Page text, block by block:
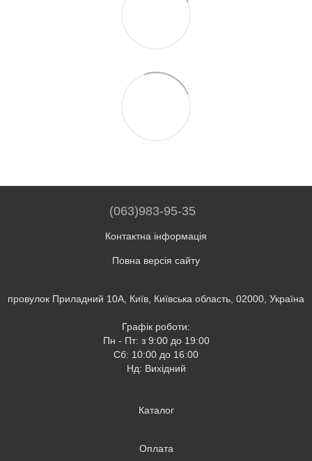
(063)983-95-35
Контактна інформація
Повна версія сайту
провулок Приладний 10А, Київ, Київська область, 02000, Україна
Графік роботи:
Пн - Пт: з 9:00 до 19:00
Сб: 10:00 до 16:00
Нд: Вихідний
Каталог
Оплата